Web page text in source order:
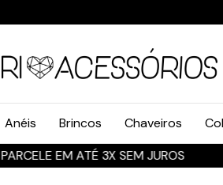
PARCELE EM ATÉ 3X SEM JUROS
Anéis Brincos Chaveiros